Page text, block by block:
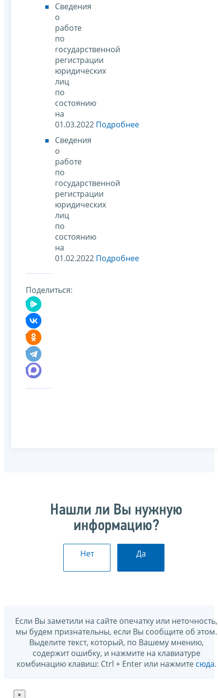
Сведения
о
работе
по
государственной
регистрации
юридических
лиц
по
состоянию
на
01.03.2022 Подробнее
Сведения
о
работе
по
государственной
регистрации
юридических
лиц
по
состоянию
на
01.02.2022 Подробнее
Поделиться:
Нашли ли Вы нужную
информацию?
Нет Да
Если Вы заметили на сайте опечатку или неточность,
мы будем признательны, если Вы сообщите об этом.
Выделите текст, который, по Вашему мнению,
содержит ошибку, и нажмите на клавиатуре
комбинацию клавиш: Ctrl + Enter или нажмите сюда.
×